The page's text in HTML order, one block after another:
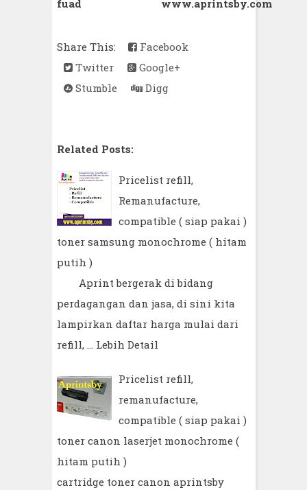
fuad www.aprintsby.com
Share This:
Facebook
Twitter
Google+
Stumble
Digg
Related Posts:
Pricelist refill,
Remanufacture,
compatible ( siap pakai )
toner samsung monochrome ( hitam
putih )
Aprint bergerak di bidang
perdagangan dan jasa, di sini kita
lampirkan daftar harga mulai dari
refill, …
Lebih Detail
Pricelist refill,
remanufacture,
compatible ( siap pakai )
toner canon laserjet monochrome (
hitam putih )
cartridge toner canon aprintsby